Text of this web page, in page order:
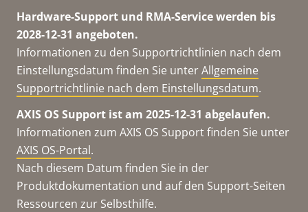
Hardware-Support und RMA-Service werden bis
2028-12-31 angeboten.
Informationen zu den Supportrichtlinien nach dem
Einstellungsdatum finden Sie unterAllgemeine
Supportrichtlinie nach dem Einstellungsdatum.
AXIS OS Support ist am 2025-12-31 abgelaufen.
Informationen zum AXIS OS Support finden Sie unter
AXIS OS-Portal.
Nach diesem Datum finden Sie in der
Produktdokumentation und auf den Support-Seiten
Ressourcen zur Selbsthilfe.